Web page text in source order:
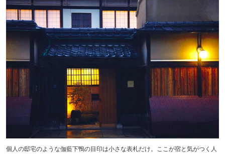
個人の邸宅のような伽藍下鴨の目印は小さな表札だけ。ここが宿と気がつく人